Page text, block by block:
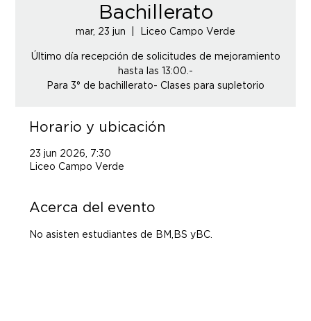
Bachillerato
mar, 23 jun Liceo Campo Verde
Último día recepción de solicitudes de mejoramiento
hasta las 13:00.-
Para 3° de bachillerato- Clases para supletorio
Horario y ubicación
23 jun 2026, 7:30
Liceo Campo Verde
Acerca del evento
No asisten estudiantes de BM,BS yBC.